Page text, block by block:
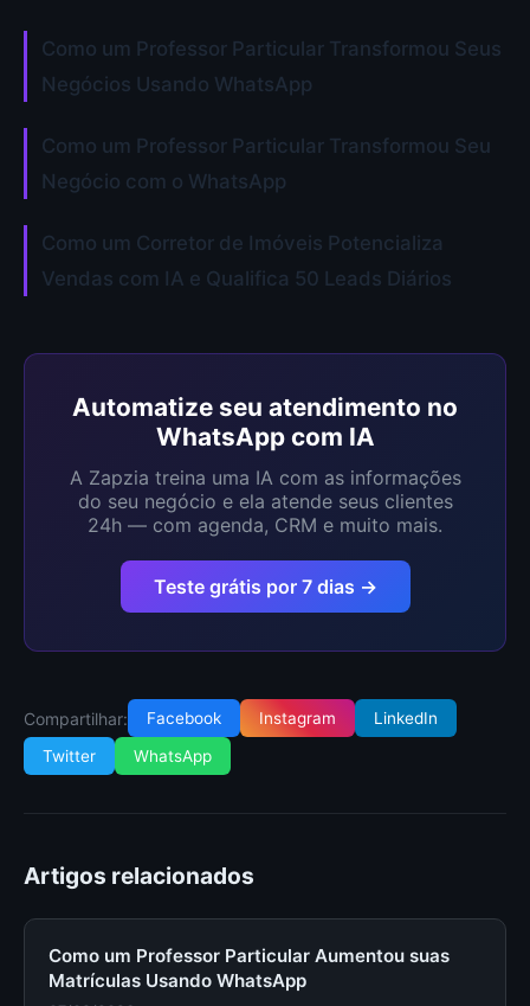
Como um Professor Particular Transformou Seus
Negócios Usando WhatsApp
Como um Professor Particular Transformou Seu
Negócio com o WhatsApp
Como um Corretor de Imóveis Potencializa
Vendas com IA e Qualifica 50 Leads Diários
Automatize seu atendimento no
WhatsApp com IA
A Zapzia treina uma IA com as informações
do seu negócio e ela atende seus clientes
24h — com agenda, CRM e muito mais.
Teste grátis por 7 dias →
Compartilhar: Facebook Instagram
LinkedIn
Twitter
WhatsApp
Artigos relacionados
Como um Professor Particular Aumentou suas
Matrículas Usando WhatsApp